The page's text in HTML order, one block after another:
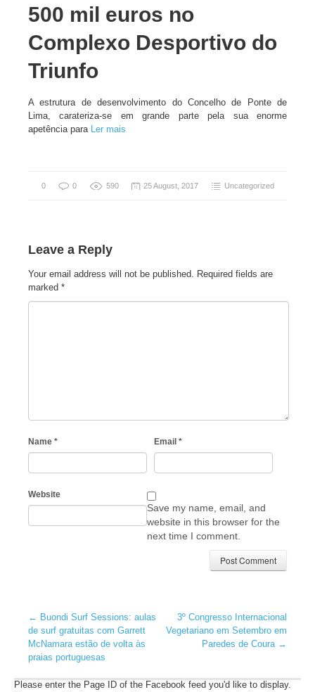
500 mil euros no
Complexo Desportivo do
Triunfo
A estrutura de desenvolvimento do Concelho de Ponte de
Lima, carateriza-se em grande parte pela sua enorme
apetência para Ler mais
0 0 590 25 August, 2017 Uncategorized
Leave a Reply
Your email address will not be published. Required fields are
marked *
Name * Email *
Website
Save my name, email, and
website in this browser for the
next time I comment.
← Buondi Surf Sessions: aulas
de surf gratuitas com Garrett
McNamara estão de volta às
praias portuguesas
3º Congresso Internacional
Vegetariano em Setembro em
Paredes de Coura →
Please enter the Page ID of the Facebook feed you'd like to display.